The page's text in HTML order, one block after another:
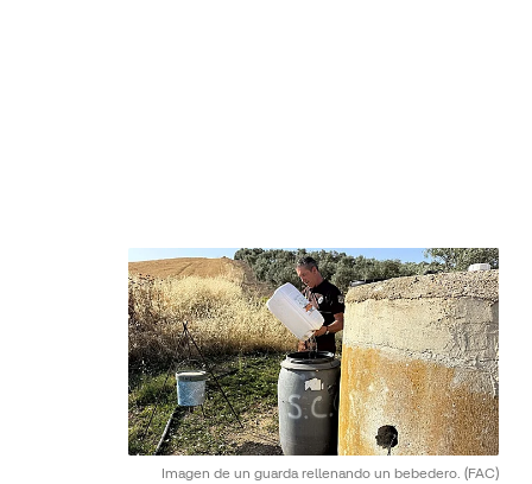
Imagen de un guarda rellenando un bebedero. (FAC)